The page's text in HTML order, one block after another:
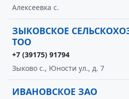
Алексеевка с.
ЗЫКОВСКОЕ
ТОО
+7 (39175) 91794
Зыково с., Юности ул., д. 7
ИВАНОВСКОЕ ЗАО